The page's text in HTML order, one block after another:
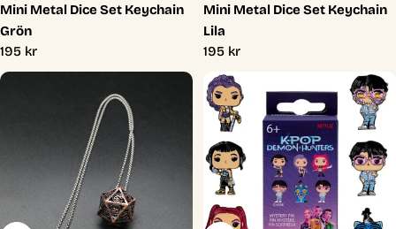
Mini Metal Dice Set Keychain
Grön
Ordinarie
pris
195 kr
Mini Metal Dice Set Keychain
Lila
Ordinarie
pris
195 kr